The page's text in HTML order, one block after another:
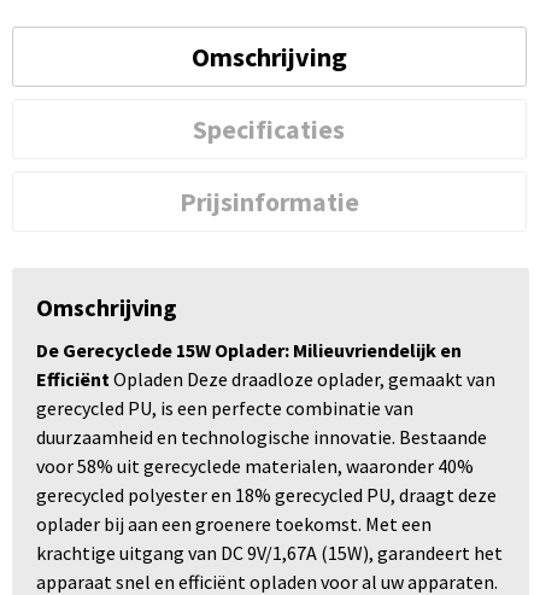
Omschrijving
Specificaties
Prijsinformatie
Omschrijving
De Gerecyclede 15W Oplader: Milieuvriendelijk en
Efficiënt Opladen Deze draadloze oplader, gemaakt van
gerecycled PU, is een perfecte combinatie van
duurzaamheid en technologische innovatie. Bestaande
voor 58% uit gerecyclede materialen, waaronder 40%
gerecycled polyester en 18% gerecycled PU, draagt deze
oplader bij aan een groenere toekomst. Met een
krachtige uitgang van DC 9V/1,67A (15W), garandeert het
apparaat snel en efficiënt opladen voor al uw apparaten.